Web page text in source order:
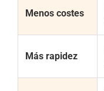
Menos costes
Más rapidez